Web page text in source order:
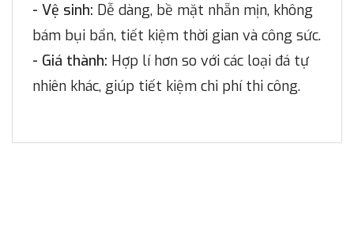
- Vệ sinh: Dễ dàng, bề mặt nhẵn mịn, không
bám bụi bẩn, tiết kiệm thời gian và công sức.
- Giá thành: Hợp lí hơn so với các loại đá tự
nhiên khác, giúp tiết kiệm chi phí thi công.